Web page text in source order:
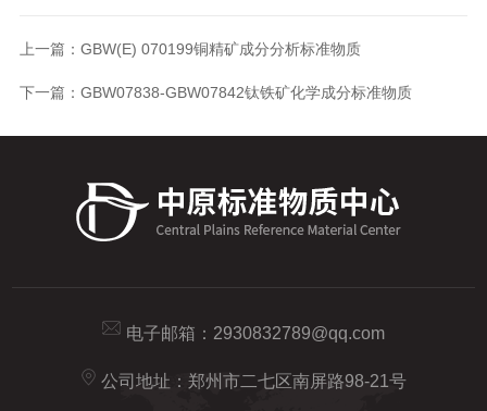
上一篇： GBW(E) 070199铜精矿成分分析标准物质
下一篇： GBW07838-GBW07842钛铁矿化学成分标准物质
电子邮箱： 2930832789@qq.com
公司地址：郑州市二七区南屏路98-21号